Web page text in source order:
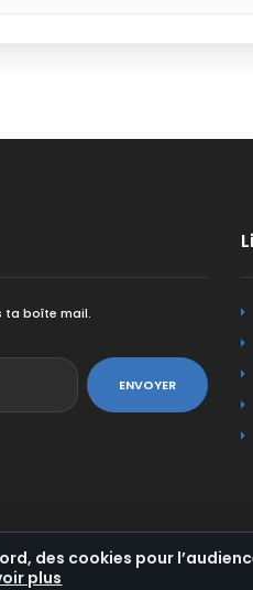
ta boîte mail.
ENVOYER
des cookies pour
plus